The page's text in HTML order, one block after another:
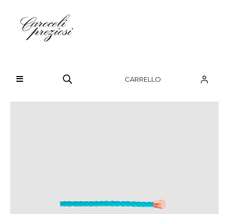
CARRELLO
CHI SIAMO
BRAND